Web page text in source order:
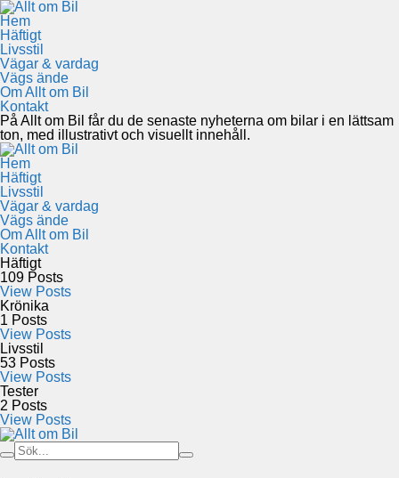
Hem
Häftigt
Livsstil
Vägar & vardag
Vägs ände
Om Allt om Bil
Kontakt
På Allt om Bil får du de senaste nyheterna om bilar i en lättsam
ton, med illustrativt och visuellt innehåll.
Hem
Häftigt
Livsstil
Vägar & vardag
Vägs ände
Om Allt om Bil
Kontakt
Häftigt
109 Posts
View Posts
Krönika
1 Posts
View Posts
Livsstil
53 Posts
View Posts
Tester
2 Posts
View Posts